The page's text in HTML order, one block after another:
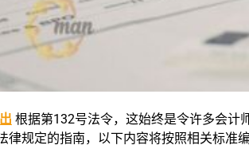
根据第132号法令，这始终是令许多会计
律规定的指南，以下内容将按照相关标准